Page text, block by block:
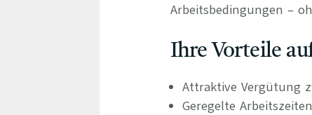
Arbeitsbedingungen –
Ihre Vorteile
Attraktive Vergütung
Geregelte